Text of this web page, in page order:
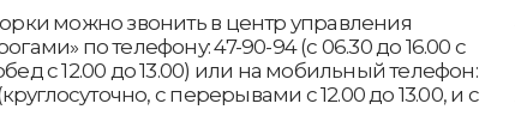
можно звонить в центр управления
по телефону: 47-90-94 (с 06.30 до 16.00 с
с 12.00 до 13.00) или на мобильный телефон:
с перерывами с 12.00 до 13.00, и с